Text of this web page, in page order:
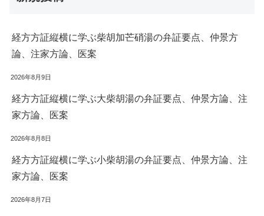
経方方証縦横に学ぶ柴胡加芒硝湯の弁証要点、仲景方
論、注家方論、医案
2026年8月9日
経方方証縦横に学ぶ大柴胡湯の弁証要点、仲景方論、注
家方論、医案
2026年8月8日
経方方証縦横に学ぶ小柴胡湯の弁証要点、仲景方論、注
家方論、医案
2026年8月7日